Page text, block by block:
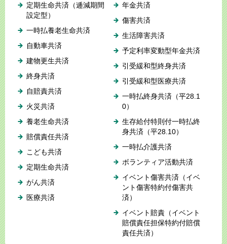
定期生命共済（逓減期間
設定型）
一時払養老生命共済
自動車共済
建物更生共済
終身共済
自賠責共済
火災共済
養老生命共済
賠償責任共済
こども共済
定期生命共済
がん共済
医療共済
年金共済
傷害共済
生活障害共済
予定利率変動型年金共済
引受緩和型終身共済
引受緩和型医療共済
一時払終身共済（平28.1
0）
生存給付特則付一時払終
身共済（平28.10）
一時払介護共済
ボランティア活動共済
イベント傷害共済（イベ
ント傷害特約付傷害共
済）
イベント賠責（イベント
賠償責任担保特約付賠償
責任共済）